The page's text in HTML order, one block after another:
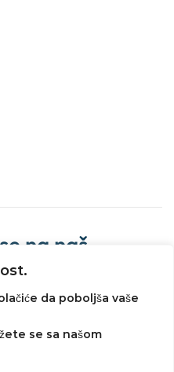
da poboljša vaše
se sa našom
na naš